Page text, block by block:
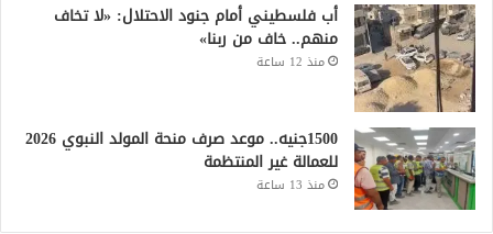
أب فلسطيني أمام جنود الاحتلال: «لا تخاف
منهم.. خاف من ربنا»
منذ 12 ساعة
1500جنيه.. موعد صرف منحة المولد النبوي 2026
للعمالة غير المنتظمة
منذ 13 ساعة